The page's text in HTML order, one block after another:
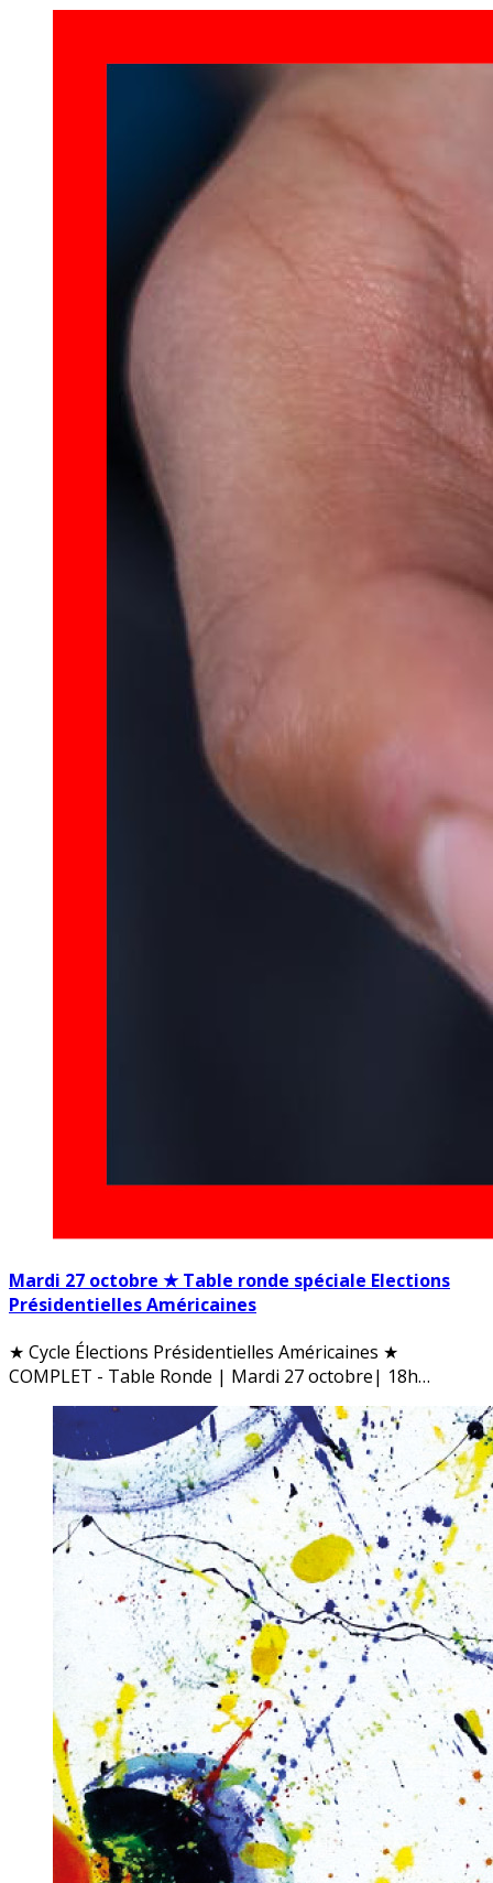
Mardi 27 octobre ★ Table ronde spéciale Elections
Présidentielles Américaines
★ Cycle Élections Présidentielles Américaines ★
COMPLET - Table Ronde | Mardi 27 octobre| 18h…